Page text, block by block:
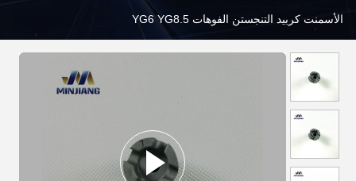
الأسمنت كربيد التنجستن الفوهات YG6 YG8.5